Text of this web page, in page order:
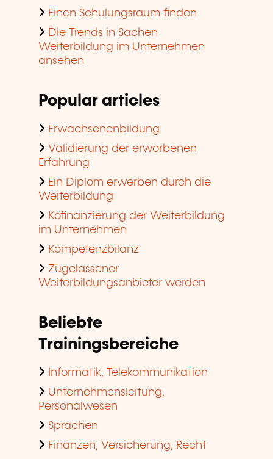
Einen Schulungsraum finden
Die Trends in Sachen
Weiterbildung im Unternehmen
ansehen
Popular articles
Erwachsenenbildung
Validierung der erworbenen
Erfahrung
Ein Diplom erwerben durch die
Weiterbildung
Kofinanzierung der Weiterbildung
im Unternehmen
Kompetenzbilanz
Zugelassener
Weiterbildungsanbieter werden
Beliebte
Trainingsbereiche
Informatik, Telekommunikation
Unternehmensleitung,
Personalwesen
Sprachen
Finanzen, Versicherung, Recht